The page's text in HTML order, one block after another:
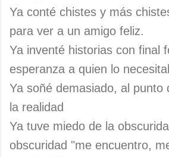
Ya conté chistes y más
para ver a un amigo feliz.
Ya inventé historias con final
esperanza a quien lo
Ya soñé demasiado, al punto
la realidad
Ya tuve miedo de la
obscuridad "me encuentro,